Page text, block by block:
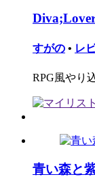
すがの • レ
RPG風やり
青い森と